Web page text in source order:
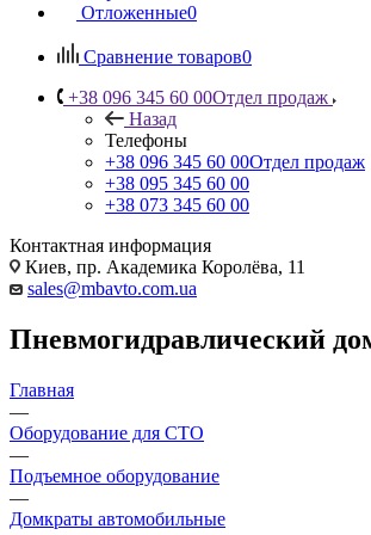
Отложенные0
Сравнение товаров0
+38 096 345 60 00Отдел продаж
Назад
Телефоны
+38 096 345 60 00Отдел продаж
+38 095 345 60 00
+38 073 345 60 00
Контактная информация
Киев, пр. Академика Королёва, 11
sales@mbavto.com.ua
Пневмогидравлический
Главная
—
Оборудование для СТО
—
Подъемное оборудование
—
Домкраты автомобильные